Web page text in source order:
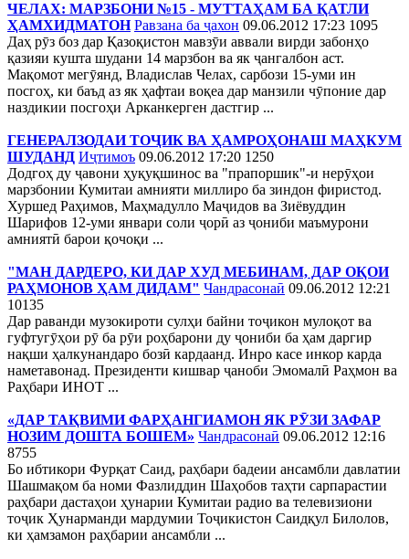
ЧЕЛАХ: МАРЗБОНИ №15 - МУТТАҲАМ БА ҚАТЛИ
ҲАМХИДМАТОН Равзана ба ҷахон 09.06.2012 17:23 1095
Даҳ рӯз боз дар Қазоқистон мавзӯи аввали вирди забонҳо
қазияи кушта шудани 14 марзбон ва як ҷангалбон аст.
Мақомот мегӯянд, Владислав Челах, сарбози 15-уми ин
посгоҳ, ки баъд аз як ҳафтаи воқеа дар манзили чӯпоние дар
наздикии посгоҳи Арканкерген дастгир ...
ГЕНЕРАЛЗОДАИ ТОҶИК ВА ҲАМРОҲОНАШ МАҲКУМ
ШУДАНД Иҷтимоъ 09.06.2012 17:20 1250
Додгоҳ ду ҷавони ҳуқуқшинос ва "прапоршик"-и нерӯҳои
марзбонии Кумитаи амнияти миллиро ба зиндон фиристод.
Хуршед Раҳимов, Маҳмадулло Маҷидов ва Зиёвуддин
Шарифов 12-уми январи соли ҷорӣ аз ҷониби маъмурони
амниятӣ барои қочоқи ...
"МАН ДАРДЕРО, КИ ДАР ХУД МЕБИНАМ, ДАР ОҚОИ
РАҲМОНОВ ҲАМ ДИДАМ" Чандрасонаӣ 09.06.2012 12:21
10135
Дар раванди музокироти сулҳи байни тоҷикон мулоқот ва
гуфтугӯҳои рӯ ба рӯи роҳбарони ду ҷониби ба ҳам даргир
нақши ҳалкунандаро бозӣ кардаанд. Инро касе инкор карда
наметавонад. Президенти кишвар ҷаноби Эмомалӣ Раҳмон ва
Раҳбари ИНОТ ...
«ДАР ТАҚВИМИ ФАРҲАНГИАМОН ЯК РӮЗИ ЗАФАР
НОЗИМ ДОШТА БОШЕМ» Чандрасонаӣ 09.06.2012 12:16
8755
Бо ибтикори Фурқат Саид, раҳбари бадеии ансамбли давлатии
Шашмақом ба номи Фазлиддин Шаҳобов таҳти сарпарастии
раҳбари дастаҳои ҳунарии Кумитаи радио ва телевизиони
тоҷик Ҳунарманди мардумии Тоҷикистон Саидқул Билолов,
ки ҳамзамон раҳбарии ансамбли ...